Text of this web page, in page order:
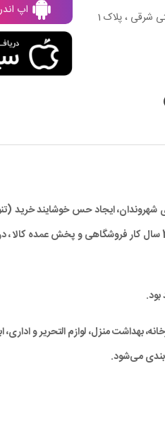
شرقی ، پلاک 1
اپ
شهروندان، ایجاد حس خوشایند
بهداشت منزل، لوازم التحریر و اداری،
می‌شود.